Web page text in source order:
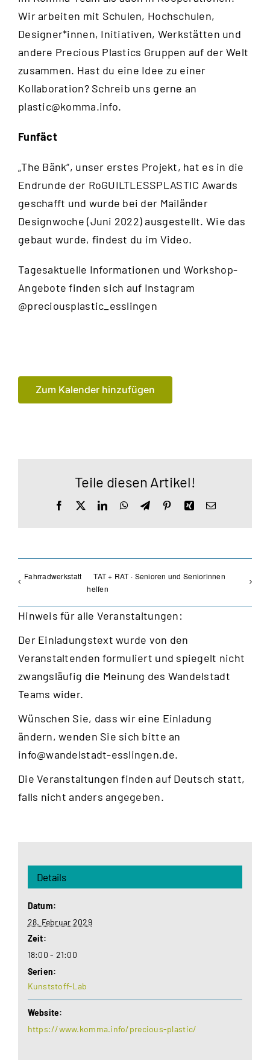
Wir arbeiten mit Schulen, Hochschulen,
Designer*innen, Initiativen, Werkstätten und
andere Precious Plastics Gruppen auf der Welt
zusammen. Hast du eine Idee zu einer
Kollaboration? Schreib uns gerne an
plastic@komma.info.
Funfäct
„The Bänk“, unser erstes Projekt, hat es in die
Endrunde der RoGUILTLESSPLASTIC Awards
geschafft und wurde bei der Mailänder
Designwoche (Juni 2022) ausgestellt. Wie das
gebaut wurde, findest du im Video.
Tagesaktuelle Informationen und Workshop-
Angebote finden sich auf Instagram
@preciousplastic_esslingen
Zum Kalender hinzufügen
Teile diesen Artikel!
Facebook LinkedInWhatsApp
TelegramPinterestXingE-
Fahrradwerkstatt
TAT + RAT · Senioren und Seniorinnen
helfen
Hinweis für alle Veranstaltungen:
Der Einladungstext wurde von den
Veranstaltenden formuliert und spiegelt nicht
zwangsläufig die Meinung des Wandelstadt
Teams wider.
Wünschen Sie, dass wir eine Einladung
ändern, wenden Sie sich bitte an
info@wandelstadt-esslingen.de.
Die Veranstaltungen finden auf Deutsch statt,
falls nicht anders angegeben.
Details
Datum:
28. Februar 2029
Zeit:
18:00 - 21:00
Serien:
Kunststoff-Lab
Website:
https://www.komma.info/precious-plastic/